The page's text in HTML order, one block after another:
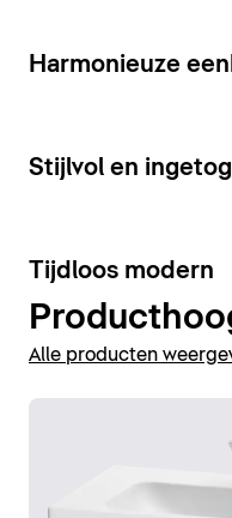
14
Harmonieuze
15
Stijlvol en
10
Tijdloos modern
Alle producten